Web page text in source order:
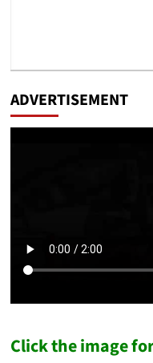
ADVERTISEMENT
Click the image